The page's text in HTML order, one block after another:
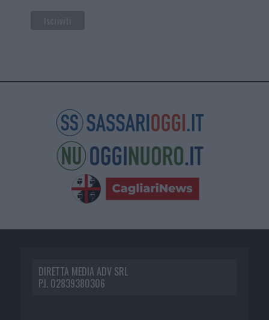
DIRETTA MEDIA ADV SRL
P.I. 02839380306